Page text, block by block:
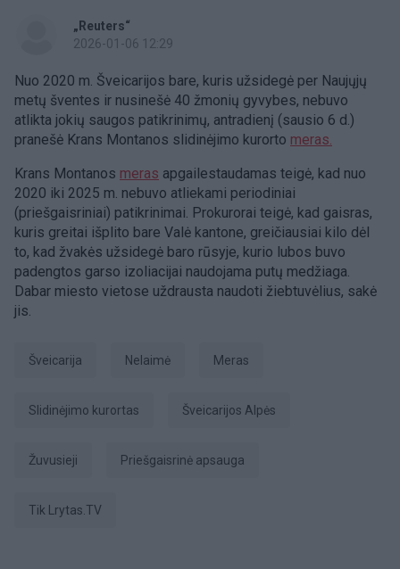
„Reuters“
2026-01-06 12:29
Nuo 2020 m. Šveicarijos bare, kuris užsidegė per Naujųjų
metų šventes ir nusinešė 40 žmonių gyvybes, nebuvo
atlikta jokių saugos patikrinimų, antradienį (sausio 6 d.)
pranešė Krans Montanos slidinėjimo kurorto meras.
Krans Montanos meras apgailestaudamas teigė, kad nuo
2020 iki 2025 m. nebuvo atliekami periodiniai
(priešgaisriniai) patikrinimai. Prokurorai teigė, kad gaisras,
kuris greitai išplito bare Valė kantone, greičiausiai kilo dėl
to, kad žvakės užsidegė baro rūsyje, kurio lubos buvo
padengtos garso izoliacijai naudojama putų medžiaga.
Dabar miesto vietose uždrausta naudoti žiebtuvėlius, sakė
jis.
Šveicarija Nelaimė Meras
slidinėjimo kurortas Šveicarijos Alpės
žuvusieji priešgaisrinė apsauga
tik Lrytas.TV